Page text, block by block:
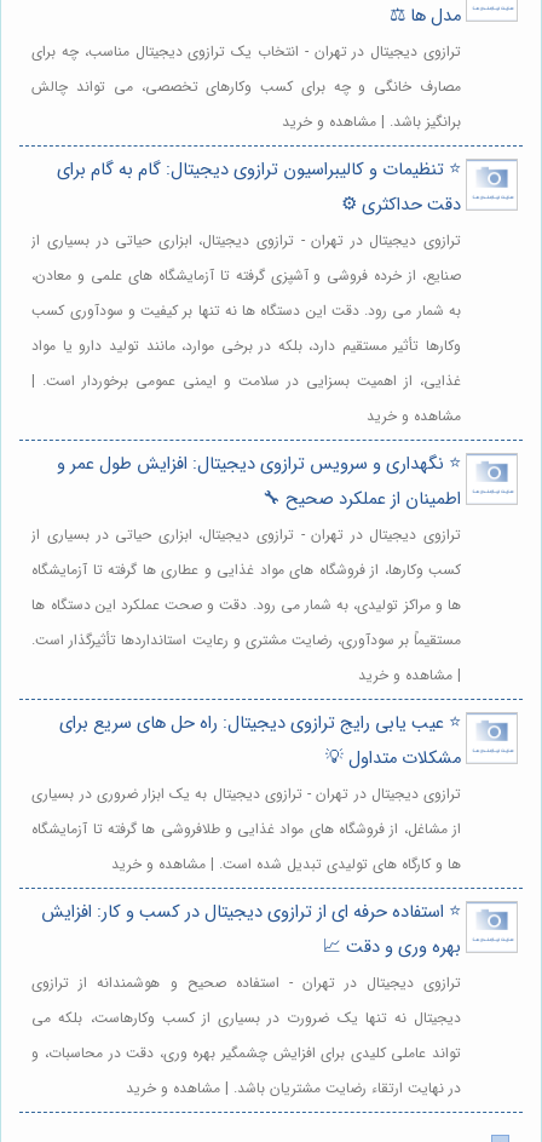
مدل ها ⚖️
ترازوی دیجیتال در تهران - انتخاب یک ترازوی دیجیتال مناسب، چه برای
مصارف خانگی و چه برای کسب وکارهای تخصصی، می تواند چالش
برانگیز باشد. | مشاهده و خرید
⭐️ تنظیمات و کالیبراسیون ترازوی دیجیتال: گام به گام برای
دقت حداکثری ⚙️
ترازوی دیجیتال در تهران - ترازوی دیجیتال، ابزاری حیاتی در بسیاری از
صنایع، از خرده فروشی و آشپزی گرفته تا آزمایشگاه های علمی و معادن،
به شمار می رود. دقت این دستگاه ها نه تنها بر کیفیت و سودآوری کسب
وکارها تأثیر مستقیم دارد، بلکه در برخی موارد، مانند تولید دارو یا مواد
غذایی، از اهمیت بسزایی در سلامت و ایمنی عمومی برخوردار است. |
مشاهده و خرید
⭐️ نگهداری و سرویس ترازوی دیجیتال: افزایش طول عمر و
اطمینان از عملکرد صحیح 🔧
ترازوی دیجیتال در تهران - ترازوی دیجیتال، ابزاری حیاتی در بسیاری از
کسب وکارها، از فروشگاه های مواد غذایی و عطاری ها گرفته تا آزمایشگاه
ها و مراکز تولیدی، به شمار می رود. دقت و صحت عملکرد این دستگاه ها
مستقیماً بر سودآوری، رضایت مشتری و رعایت استانداردها تأثیرگذار است.
| مشاهده و خرید
⭐️ عیب یابی رایج ترازوی دیجیتال: راه حل های سریع برای
مشکلات متداول 💡
ترازوی دیجیتال در تهران - ترازوی دیجیتال به یک ابزار ضروری در بسیاری
از مشاغل، از فروشگاه های مواد غذایی و طلافروشی ها گرفته تا آزمایشگاه
ها و کارگاه های تولیدی تبدیل شده است. | مشاهده و خرید
⭐️ استفاده حرفه ای از ترازوی دیجیتال در کسب و کار: افزایش
بهره وری و دقت 📈
ترازوی دیجیتال در تهران - استفاده صحیح و هوشمندانه از ترازوی
دیجیتال نه تنها یک ضرورت در بسیاری از کسب وکارهاست، بلکه می
تواند عاملی کلیدی برای افزایش چشمگیر بهره وری، دقت در محاسبات، و
در نهایت ارتقاء رضایت مشتریان باشد. | مشاهده و خرید